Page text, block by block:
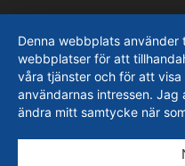
Denna webbplats
webbplatser för att
våra tjänster och för att visa
användarnas intressen.
ändra mitt samtycke när